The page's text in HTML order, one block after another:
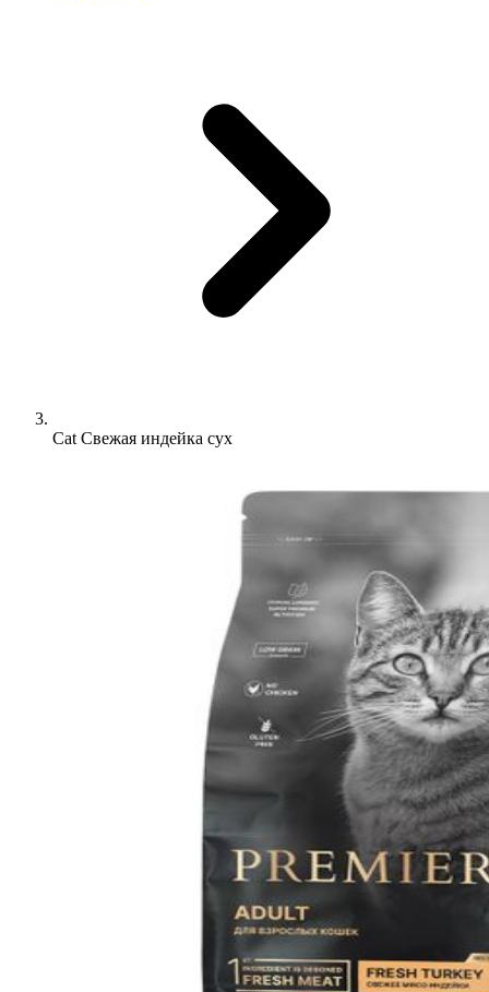
Cat Свежая индейка сух